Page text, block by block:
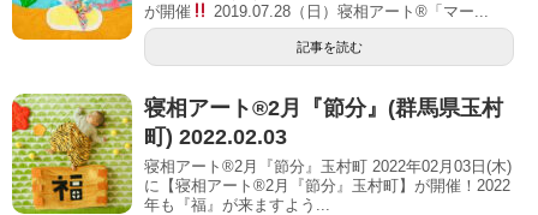
が開催
2019.07.28（日）寝相アート®「マー...
記事を読む
寝相アート®︎2月『節分』(群馬県玉村
町) 2022.02.03
寝相アート®2月『節分』玉村町 2022年02月03日(木)
に【寝相アート®︎2月『節分』玉村町】が開催！2022
年も『福』が来ますよう...